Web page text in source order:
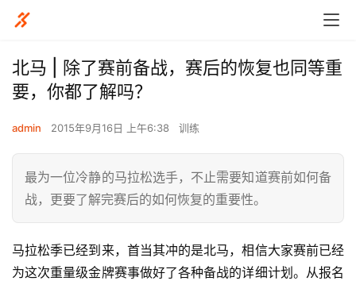
北马 | 除了赛前备战，赛后的恢复也同等重
要，你都了解吗？
admin 2015年9月16日 上午6:38 训练
最为一位冷静的马拉松选手，不止需要知道赛前如何备
战，更要了解完赛后的如何恢复的重要性。
马拉松季已经到来，首当其冲的是北马，相信大家赛前已经
为这次重量级金牌赛事做好了各种备战的详细计划。从报名